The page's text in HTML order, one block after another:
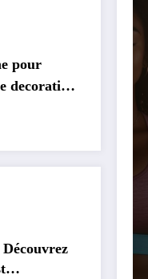
pour
decoration